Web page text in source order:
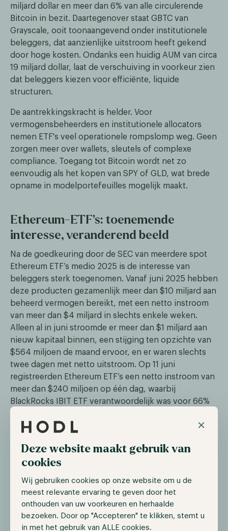
×
Deze website maakt gebruik van
cookies
Wij gebruiken cookies op onze website om u de
meest relevante ervaring te geven door het
onthouden van uw voorkeuren en herhaalde
bezoeken. Door op "Accepteren" te klikken, stemt u
in met het gebruik van ALLE cookies.
miljard dollar en meer dan 6% van alle circulerende
Bitcoin in bezit. Daartegenover staat GBTC van
Grayscale, ooit toonaangevend onder institutionele
beleggers, dat aanzienlijke uitstroom heeft gekend
door hoge kosten. Ondanks een huidig AUM van circa
19 miljard dollar, laat de verschuiving in voorkeur zien
dat beleggers kiezen voor efficiënte, liquide
structuren.
De aantrekkingskracht is helder. Voor
vermogensbeheerders en institutionele allocators
nemen ETF's veel operationele rompslomp weg. Geen
zorgen meer over wallets, sleutels of complexe
compliance. Toegang tot Bitcoin wordt net zo
eenvoudig als het kopen van SPY of GLD, wat brede
opname in modelportefeuilles mogelijk maakt.
Ethereum-ETF's: toenemende
interesse, veranderend beeld
Na de goedkeuring door de SEC van meerdere spot
Ethereum ETF’s medio 2025 is de interesse van
beleggers sterk toegenomen. Vanaf juni 2025 hebben
deze producten gezamenlijk meer dan $10 miljard aan
beheerd vermogen bereikt, met een netto instroom
van meer dan $4 miljard in slechts enkele weken.
Alleen al in juni stroomde er meer dan $1 miljard aan
nieuw kapitaal binnen, een stijging ten opzichte van
$564 miljoen de maand ervoor, en er waren slechts
twee dagen met netto uitstroom. Op 11 juni
registreerden Ethereum ETF’s een netto instroom van
meer dan $240 miljoen op één dag, waarbij
BlackRocks IBIT ETF verantwoordelijk was voor 66%
Deze cijfers wijzen op een groeiende institutionele
appetijt voor Ethereum, niet alleen als alternatief voor
Bitcoin, maar als fundamentele infrastructuurlaag